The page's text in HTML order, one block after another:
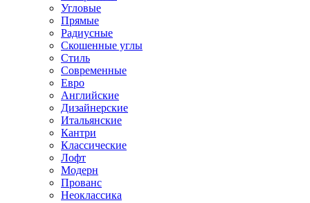
Угловые
Прямые
Радиусные
Скошенные углы
Стиль
Современные
Евро
Английские
Дизайнерские
Итальянские
Кантри
Классические
Лофт
Модерн
Прованс
Неоклассика